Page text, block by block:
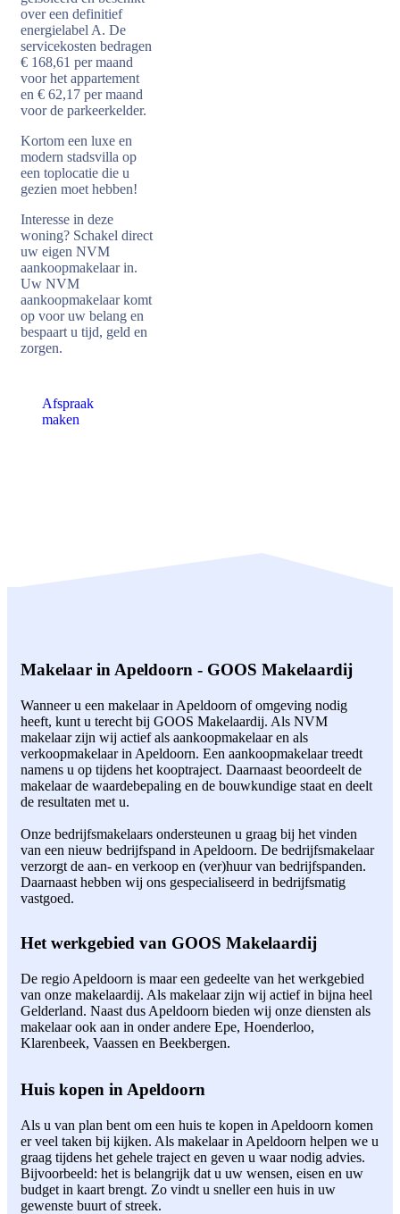
over een definitief
energielabel A. De
servicekosten bedragen
€ 168,61 per maand
voor het appartement
en € 62,17 per maand
voor de parkeerkelder.
Kortom een luxe en
modern stadsvilla op
een toplocatie die u
gezien moet hebben!
Interesse in deze
woning? Schakel direct
uw eigen NVM
aankoopmakelaar in.
Uw NVM
aankoopmakelaar komt
op voor uw belang en
bespaart u tijd, geld en
zorgen.
Afspraak
maken
Makelaar in Apeldoorn - GOOS Makelaardij
Wanneer u een makelaar in Apeldoorn of omgeving nodig
heeft, kunt u terecht bij GOOS Makelaardij. Als NVM
makelaar zijn wij actief als aankoopmakelaar en als
verkoopmakelaar in Apeldoorn. Een aankoopmakelaar treedt
namens u op tijdens het kooptraject. Daarnaast beoordeelt de
makelaar de waardebepaling en de bouwkundige staat en deelt
de resultaten met u.
Onze bedrijfsmakelaars ondersteunen u graag bij het vinden
van een nieuw bedrijfspand in Apeldoorn. De bedrijfsmakelaar
verzorgt de aan- en verkoop en (ver)huur van bedrijfspanden.
Daarnaast hebben wij ons gespecialiseerd in bedrijfsmatig
vastgoed.
Het werkgebied van GOOS Makelaardij
De regio Apeldoorn is maar een gedeelte van het werkgebied
van onze makelaardij. Als makelaar zijn wij actief in bijna heel
Gelderland. Naast dus Apeldoorn bieden wij onze diensten als
makelaar ook aan in onder andere Epe, Hoenderloo,
Klarenbeek, Vaassen en Beekbergen.
Huis kopen in Apeldoorn
Als u van plan bent om een huis te kopen in Apeldoorn komen
er veel taken bij kijken. Als makelaar in Apeldoorn helpen we u
graag tijdens het gehele traject en geven u waar nodig advies.
Bijvoorbeeld: het is belangrijk dat u uw wensen, eisen en uw
budget in kaart brengt. Zo vindt u sneller een huis in uw
gewenste buurt of streek.